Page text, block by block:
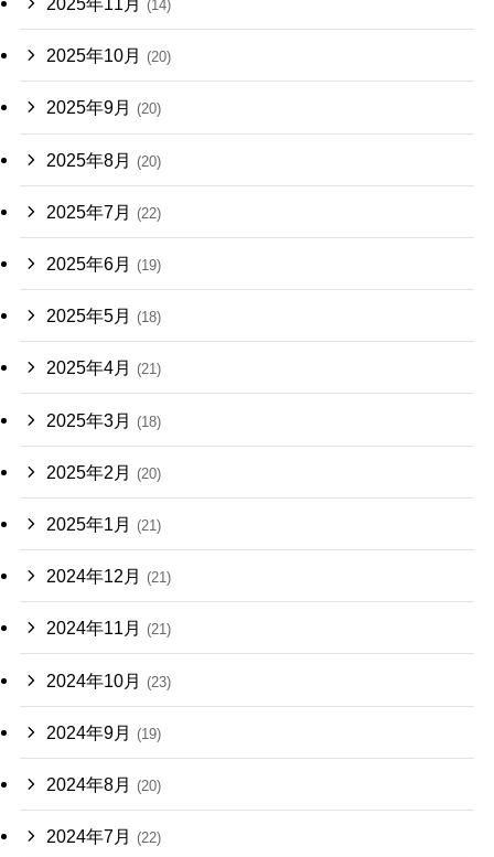
(14)
2025年10月 (20)
2025年9月 (20)
2025年8月 (20)
2025年7月 (22)
2025年6月 (19)
2025年5月 (18)
2025年4月 (21)
2025年3月 (18)
2025年2月 (20)
2025年1月 (21)
2024年12月 (21)
2024年11月 (21)
2024年10月 (23)
2024年9月 (19)
2024年8月 (20)
2024年7月 (22)